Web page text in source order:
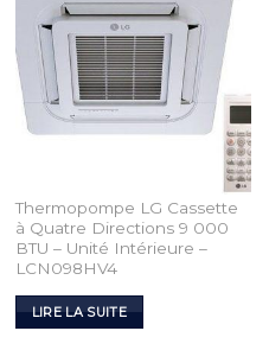
Thermopompe LG Cassette
à Quatre Directions 9 000
BTU – Unité Intérieure –
LCN098HV4
LIRE LA SUITE